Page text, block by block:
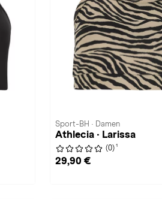
Sport-BH · Damen
Athlecia · Larissa
(0) 1
29,90 €